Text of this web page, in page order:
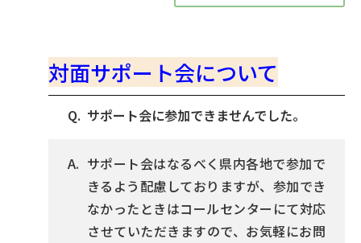
対面サポート会について
サポート会に参加できませんでした。
サポート会はなるべく県内各地で参加で
きるよう配慮しておりますが、参加でき
なかったときはコールセンターにて対応
させていただきますので、お気軽にお問